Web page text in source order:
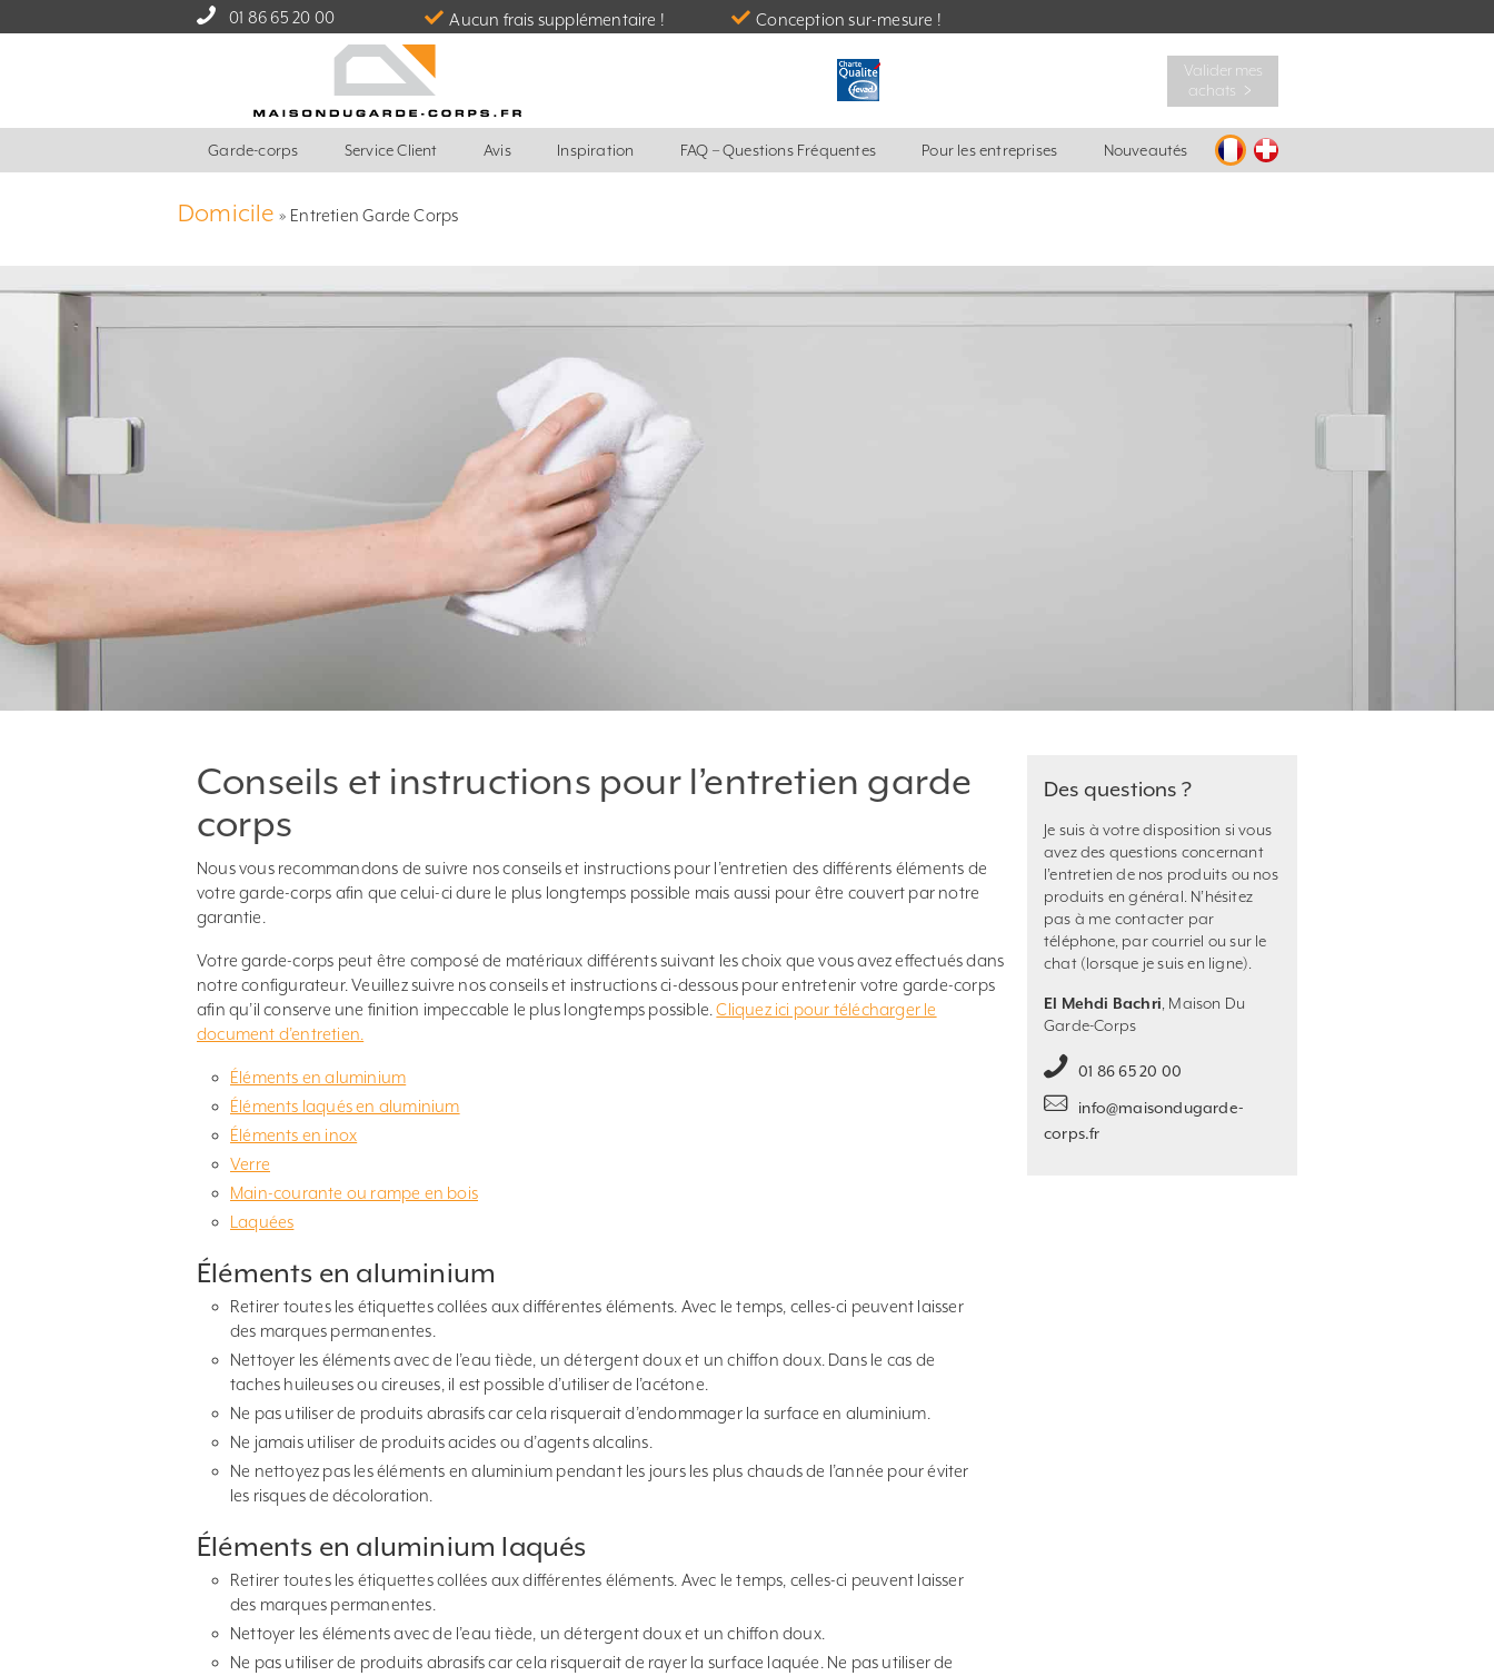
01 86 65 20 00 Aucun frais supplémentaire ! Conception sur-mesure !
Valider mes
achats ﹥
Garde-corps Service Client Avis Inspiration FAQ – Questions Fréquentes Pour les entreprises Nouveautés
Domicile » Entretien Garde Corps
Conseils et instructions pour l’entretien garde
corps
Nous vous recommandons de suivre nos conseils et instructions pour l’entretien des différents éléments de
votre garde-corps afin que celui-ci dure le plus longtemps possible mais aussi pour être couvert par notre
garantie.
Votre garde-corps peut être composé de matériaux différents suivant les choix que vous avez effectués dans
notre configurateur. Veuillez suivre nos conseils et instructions ci-dessous pour entretenir votre garde-corps
afin qu’il conserve une finition impeccable le plus longtemps possible.Cliquez ici pour télécharger le
document d’entretien.
Éléments en aluminium
Éléments laqués en aluminium
Éléments en inox
Verre
Main-courante ou rampe en bois
Laquées
Éléments en aluminium
Retirer toutes les étiquettes collées aux différentes éléments. Avec le temps, celles-ci peuvent laisser
des marques permanentes.
Nettoyer les éléments avec de l’eau tiède, un détergent doux et un chiffon doux. Dans le cas de
taches huileuses ou cireuses, il est possible d’utiliser de l’acétone.
Ne pas utiliser de produits abrasifs car cela risquerait d’endommager la surface en aluminium.
Ne jamais utiliser de produits acides ou d’agents alcalins.
Ne nettoyez pas les éléments en aluminium pendant les jours les plus chauds de l’année pour éviter
les risques de décoloration.
Éléments en aluminium laqués
Retirer toutes les étiquettes collées aux différentes éléments. Avec le temps, celles-ci peuvent laisser
des marques permanentes.
Nettoyer les éléments avec de l’eau tiède, un détergent doux et un chiffon doux.
Ne pas utiliser de produits abrasifs car cela risquerait de rayer la surface laquée. Ne pas utiliser de
Des questions ?
Je suis à votre disposition si vous
avez des questions concernant
l’entretien de nos produits ou nos
produits en général. N’hésitez
pas à me contacter par
téléphone, par courriel ou sur le
chat (lorsque je suis en ligne).
El Mehdi Bachri , Maison Du
Garde-Corps
01 86 65 20 00
info@maisondugarde-
corps.fr